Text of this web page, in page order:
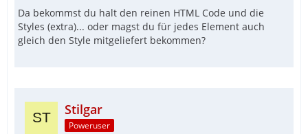
Da bekommst du halt den reinen HTML Code und die
Styles (extra)... oder magst du für jedes Element auch
gleich den Style mitgeliefert bekommen?
Stilgar
Poweruser